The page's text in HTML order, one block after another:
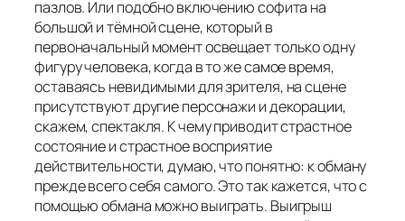
пазлов. Или подобно включению софита на
большой и тёмной сцене, который в
первоначальный момент освещает только одну
фигуру человека, когда в то же самое время,
оставаясь невидимыми для зрителя, на сцене
присутствуют другие персонажи и декорации,
скажем, спектакля. К чему приводит страстное
состояние и страстное восприятие
действительности, думаю, что понятно: к обману
прежде всего себя самого. Это так кажется, что с
помощью обмана можно выиграть. Выигрыш